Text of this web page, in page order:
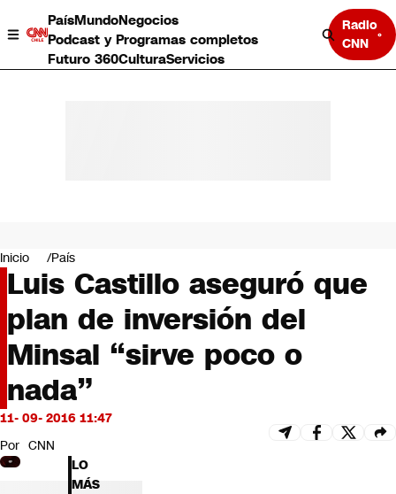
PaísMundoNegocios
Podcast y Programas completos
Futuro 360CulturaServicios
Radio
CNN
Negocios
Deportes
Programas completos
Cultura
Servicios
Bits
CNN tiempo
Futuro 360
Inicio País
Luis Castillo aseguró que
plan de inversión del
Minsal “sirve poco o
nada”
11- 09- 2016 11:47
Por CNN
LO
MÁS